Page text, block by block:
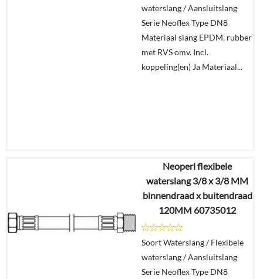
winkelmand
waterslang / Aansluitslang
Serie Neoflex Type DN8
Materiaal slang EPDM, rubber
met RVS omv. Incl.
koppeling(en) Ja Materiaal...
€13,13
€9,19
In
winkelmand
Neoperl flexibele
waterslang 3/8 x 3/8 MM
binnendraad x buitendraad
120MM 60735012
Soort Waterslang / Flexibele
waterslang / Aansluitslang
Serie Neoflex Type DN8